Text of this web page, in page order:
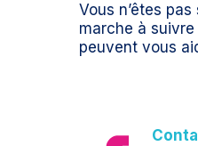
Vous n’êtes pas
marche à
peuvent vous